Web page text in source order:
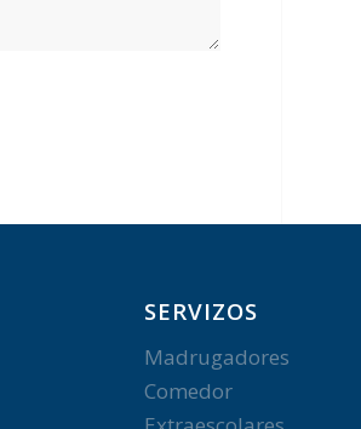
SERVIZOS
Madrugadores
Comedor